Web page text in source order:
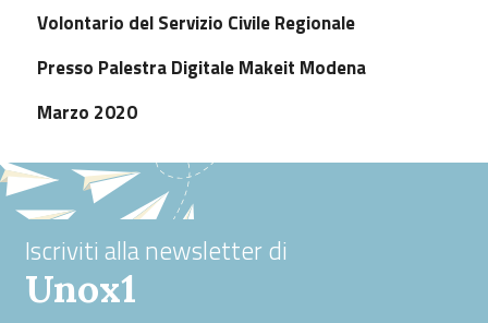
Volontario del Servizio Civile Regionale
Presso Palestra Digitale Makeit Modena
Marzo 2020
Iscriviti alla newsletter di
Unox1